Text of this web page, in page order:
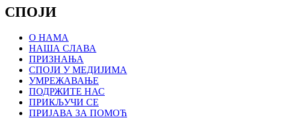
СПОЈИ
О НАМА
НАША СЛАВА
ПРИЗНАЊА
СПОЈИ У МЕДИЈИМА
УМРЕЖАВАЊЕ
ПОДРЖИТЕ НАС
ПРИКЉУЧИ СЕ
ПРИЈАВА ЗА ПОМОЋ